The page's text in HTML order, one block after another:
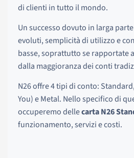
di clienti in tutto il mondo.
Un successo dovuto in larga
evoluti, semplicità di utilizzo e
basse, soprattutto se rapportate
dalla maggioranza dei conti
N26 offre 4 tipi di conto:
You) e Metal. Nello specifico di
occuperemo dellecarta N26
funzionamento, servizi e costi.